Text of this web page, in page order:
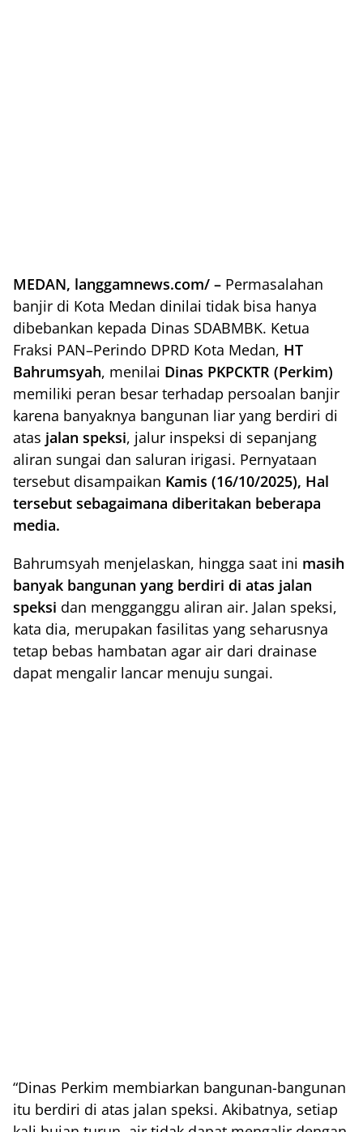
MEDAN, langgamnews.com/ – Permasalahan
banjir di Kota Medan dinilai tidak bisa hanya
dibebankan kepada Dinas SDABMBK. Ketua
Fraksi PAN–Perindo DPRD Kota Medan, HT
Bahrumsyah, menilai Dinas PKPCKTR (Perkim)
memiliki peran besar terhadap persoalan banjir
karena banyaknya bangunan liar yang berdiri di
atas jalan speksi, jalur inspeksi di sepanjang
aliran sungai dan saluran irigasi. Pernyataan
tersebut disampaikan Kamis (16/10/2025), Hal
tersebut sebagaimana diberitakan beberapa
media.
Bahrumsyah menjelaskan, hingga saat ini masih
banyak bangunan yang berdiri di atas jalan
speksi dan mengganggu aliran air. Jalan speksi,
kata dia, merupakan fasilitas yang seharusnya
tetap bebas hambatan agar air dari drainase
dapat mengalir lancar menuju sungai.
“Dinas Perkim membiarkan bangunan-bangunan
itu berdiri di atas jalan speksi. Akibatnya, setiap